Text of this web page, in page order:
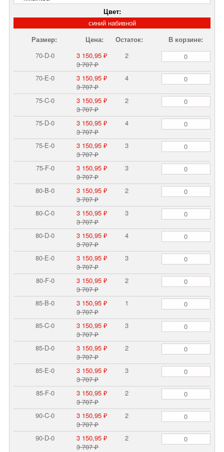
Цвет:
синий набивной
Размер:
Цена: Остаток:
В корзине:
70-D-0
3 707 ₽
3 150,95 ₽ 2
70-E-0
3 707 ₽
3 150,95 ₽ 4
75-C-0
3 707 ₽
3 150,95 ₽ 2
75-D-0
3 707 ₽
3 150,95 ₽ 4
75-E-0
3 707 ₽
3 150,95 ₽ 3
75-F-0
3 707 ₽
3 150,95 ₽ 3
80-B-0
3 707 ₽
3 150,95 ₽ 2
80-C-0
3 707 ₽
3 150,95 ₽ 3
80-D-0
3 707 ₽
3 150,95 ₽ 4
80-E-0
3 707 ₽
3 150,95 ₽ 3
80-F-0
3 707 ₽
3 150,95 ₽ 2
85-B-0
3 707 ₽
3 150,95 ₽ 1
85-C-0
3 707 ₽
3 150,95 ₽ 3
85-D-0
3 707 ₽
3 150,95 ₽ 2
85-E-0
3 707 ₽
3 150,95 ₽ 3
85-F-0
3 707 ₽
3 150,95 ₽ 2
90-C-0
3 707 ₽
3 150,95 ₽ 2
90-D-0
3 707 ₽
3 150,95 ₽ 2